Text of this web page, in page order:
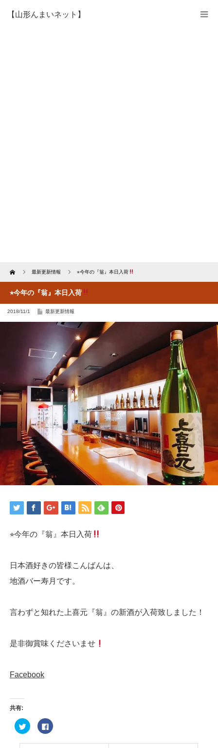
【山形んまいネット】
Home 最新更新情報 ⭐︎今年の『翁』本日入荷
⭐︎今年の『翁』本日入荷
2018/11/1 最新更新情報
⭐︎今年の『翁』本日入荷
日本酒好きの皆様こんばんは、
地酒バー寿月です。
言わずと知れた上喜元『翁』の新酒が入荷致しました！
是非御賞味くださいませ
Facebook
共有:
ク
リ
ク
Facebook
で
有